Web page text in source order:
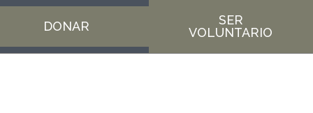
DONAR
SER
VOLUNTARIO